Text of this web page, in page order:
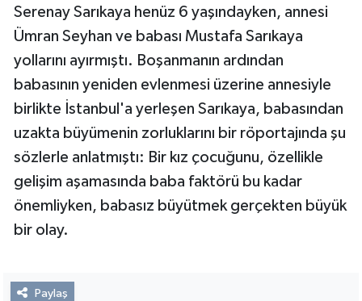
Serenay Sarıkaya henüz 6 yaşındayken, annesi
Ümran Seyhan ve babası Mustafa Sarıkaya
yollarını ayırmıştı. Boşanmanın ardından
babasının yeniden evlenmesi üzerine annesiyle
birlikte İstanbul'a yerleşen Sarıkaya, babasından
uzakta büyümenin zorluklarını bir röportajında şu
sözlerle anlatmıştı: Bir kız çocuğunu, özellikle
gelişim aşamasında baba faktörü bu kadar
önemliyken, babasız büyütmek gerçekten büyük
bir olay.
Paylaş